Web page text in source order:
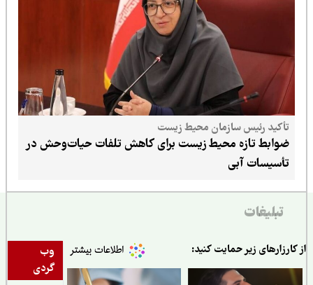
تأکید رئیس سازمان محیط زیست
ضوابط تازه محیط زیست برای کاهش تلفات حیات‌وحش در
تأسیسات آبی
تبلیغات
وب
گردی
زیر حمایت کنید: